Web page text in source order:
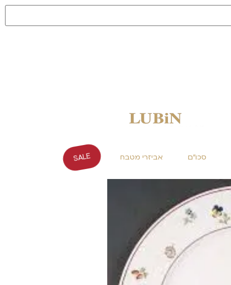
סכו"ם אביזרי מטבח SALE